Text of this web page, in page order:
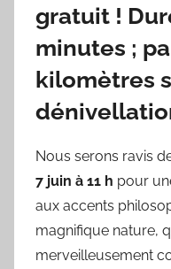
gratuit !
minutes ;
kilomètres
Nous serons ravis
7 juin à 11 h pour
aux accents
magnifique nature,
merveilleusement